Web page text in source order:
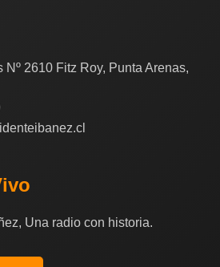
Nº 2610 Fitz Roy, Punta Arenas,
Una radio con historia.